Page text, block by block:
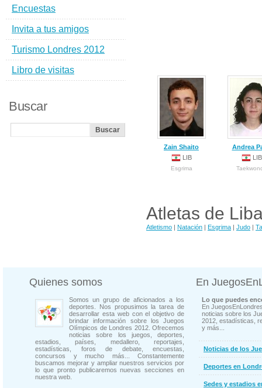
Zain Shaito
LIB
Esgrima
Andrea
LIB
Atletas de
Atletismo | Natación | Esgrima | Judo |
Encuestas
Invita a tus amigos
Turismo Londres 2012
Libro de visitas
Buscar
Quienes somos
Somos un grupo de aficionados a los
deportes. Nos propusimos la tarea de
desarrollar esta web con el objetivo de
brindar información sobre los Juegos
Olímpicos de Londres 2012. Ofrecemos
noticias sobre los juegos, deportes,
estadios, países, medallero, reportajes,
estadísticas, foros de debate, encuestas,
concursos y mucho más... Constantemente
buscamos mejorar y ampliar nuestros servicios por
lo que pronto publicaremos nuevas secciones en
nuestra web.
En
Lo que puedes
En
noticias sobre los
2012, estadísticas,
y más...
Noticias de los
Deportes en
Sedes y estadios